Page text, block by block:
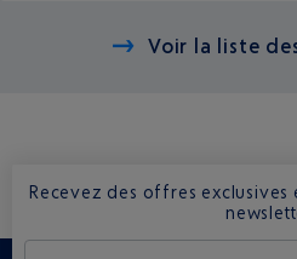
Voir la liste
Recevez des offres exclusives